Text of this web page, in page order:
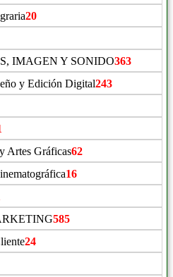
20
IMAGEN Y SONIDO363
y Edición Digital243
Artes Gráficas62
16
585
24